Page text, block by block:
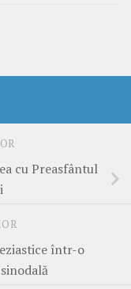
cu Preasfântul
într-o